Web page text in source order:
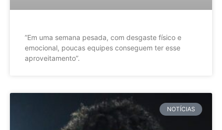
”Em uma semana pesada, com desgaste físico e
emocional, poucas equipes conseguem ter esse
aproveitamento”.
NOTÍCIAS